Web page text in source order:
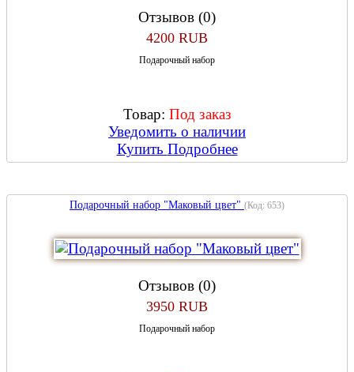
Отзывов (0)
4200 RUB
Подарочный набор
Товар: Под заказ
Уведомить о наличии
Купить Подробнее
Подарочный набор "Маковый цвет" (Код: 653)
Отзывов (0)
3950 RUB
Подарочный набор